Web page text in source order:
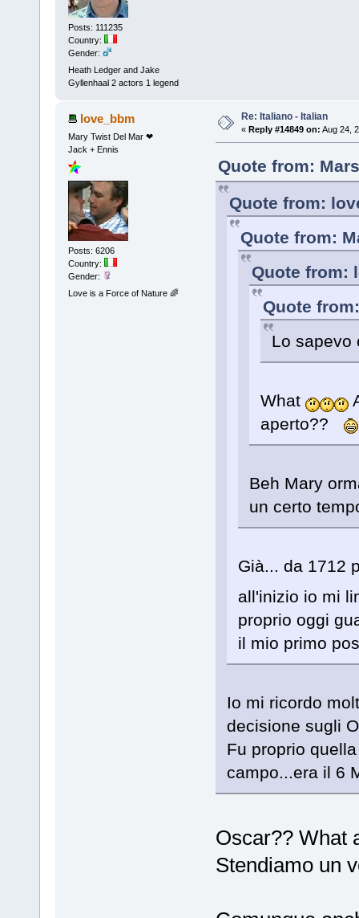
Posts: 111235
Country:
Gender:
Heath Ledger and Jake
Gyllenhaal 2 actors 1 legend
love_bbm
Mary Twist Del Mar ❤
Jack + Ennis
Posts: 6206
Country:
Gender:
Love is a Force of Nature 🌈
Re: Italiano - Italian
« Reply #14849 on: Aug 24,
Quote from:
Quote from:
Quote from:
Quote from:
Quote
Lo sapevo
What
aperto??
Beh Mary
un certo
Già... da 1712
all'inizio io mi
proprio oggi
il mio primo
Io mi ricordo
decisione sugli
Fu proprio
campo...era il 6
Oscar??
Stendiamo un